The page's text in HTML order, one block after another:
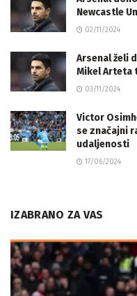
Newcastle
02/11/2024
Arsenal želi
Mikel Arteta
03/11/2024
Victor
se značajni
udaljenosti
17/06/2024
IZABRANO ZA VAS